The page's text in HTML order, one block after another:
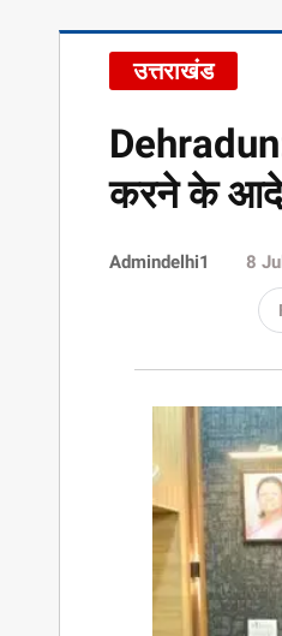
उत्तराखंड
Dehradun:
करने के
Admindelhi1 8